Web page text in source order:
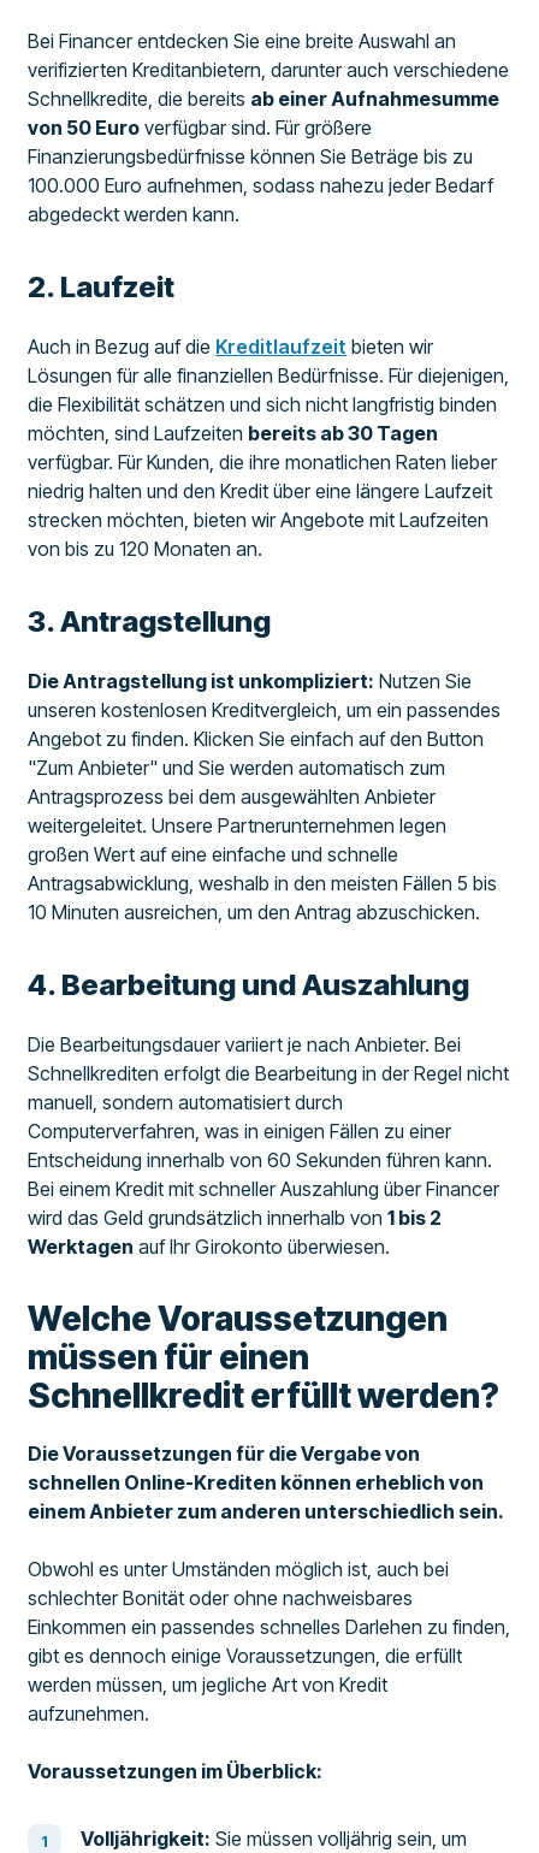
Bei Financer entdecken Sie eine breite Auswahl an
verifizierten Kreditanbietern, darunter auch verschiedene
Schnellkredite, die bereits ab einer Aufnahmesumme
von 50 Euro verfügbar sind. Für größere
Finanzierungsbedürfnisse können Sie Beträge bis zu
100.000 Euro aufnehmen, sodass nahezu jeder Bedarf
abgedeckt werden kann.
​2. Laufzeit
Auch in Bezug auf die Kreditlaufzeit bieten wir
Lösungen für alle finanziellen Bedürfnisse. Für diejenigen,
die Flexibilität schätzen und sich nicht langfristig binden
möchten, sind Laufzeiten bereits ab 30 Tagen
verfügbar. Für Kunden, die ihre monatlichen Raten lieber
niedrig halten und den Kredit über eine längere Laufzeit
strecken möchten, bieten wir Angebote mit Laufzeiten
von bis zu 120 Monaten an.
​3. Antragstellung
Die Antragstellung ist unkompliziert: Nutzen Sie
unseren kostenlosen Kreditvergleich, um ein passendes
Angebot zu finden. Klicken Sie einfach auf den Button
"Zum Anbieter" und Sie werden automatisch zum
Antragsprozess bei dem ausgewählten Anbieter
weitergeleitet. Unsere Partnerunternehmen legen
großen Wert auf eine einfache und schnelle
Antragsabwicklung, weshalb in den meisten Fällen 5 bis
10 Minuten ausreichen, um den Antrag abzuschicken.
​4. Bearbeitung und Auszahlung
Die Bearbeitungsdauer variiert je nach Anbieter. Bei
Schnellkrediten erfolgt die Bearbeitung in der Regel nicht
manuell, sondern automatisiert durch
Computerverfahren, was in einigen Fällen zu einer
Entscheidung innerhalb von 60 Sekunden führen kann.
Bei einem Kredit mit schneller Auszahlung über Financer
wird das Geld grundsätzlich innerhalb von1 bis 2
Werktagen auf Ihr Girokonto überwiesen.
Welche Voraussetzungen
müssen für einen
Schnellkredit erfüllt werden?
Die Voraussetzungen für die Vergabe von
schnellen Online-Krediten können erheblich von
einem Anbieter zum anderen unterschiedlich sein.
Obwohl es unter Umständen möglich ist, auch bei
schlechter Bonität oder ohne nachweisbares
Einkommen ein passendes schnelles Darlehen zu finden,
gibt es dennoch einige Voraussetzungen, die erfüllt
werden müssen, um jegliche Art von Kredit
aufzunehmen.
Voraussetzungen im Überblick:
Volljährigkeit: Sie müssen volljährig sein, um